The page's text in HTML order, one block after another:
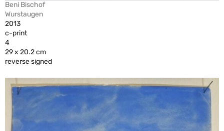
Beni Bischof
Wurstaugen
2013
c-print
4
29 x 20.2 cm
reverse signed